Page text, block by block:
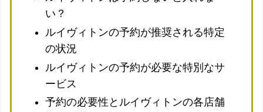
い？
ルイヴィトンの予約が推奨される特定
の状況
ルイヴィトンの予約が必要な特別なサ
ービス
予約の必要性とルイヴィトンの各店舗